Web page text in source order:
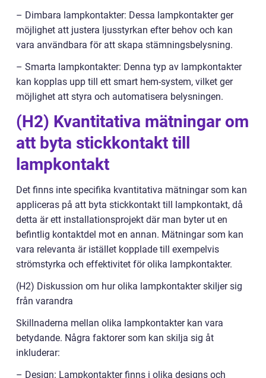
– Dimbara lampkontakter: Dessa lampkontakter ger
möjlighet att justera ljusstyrkan efter behov och kan
vara användbara för att skapa stämningsbelysning.
– Smarta lampkontakter: Denna typ av lampkontakter
kan kopplas upp till ett smart hem-system, vilket ger
möjlighet att styra och automatisera belysningen.
(H2) Kvantitativa mätningar om
att byta stickkontakt till
lampkontakt
Det finns inte specifika kvantitativa mätningar som kan
appliceras på att byta stickkontakt till lampkontakt, då
detta är ett installationsprojekt där man byter ut en
befintlig kontaktdel mot en annan. Mätningar som kan
vara relevanta är istället kopplade till exempelvis
strömstyrka och effektivitet för olika lampkontakter.
(H2) Diskussion om hur olika lampkontakter skiljer sig
från varandra
Skillnaderna mellan olika lampkontakter kan vara
betydande. Några faktorer som kan skilja sig åt
inkluderar:
– Design: Lampkontakter finns i olika designs och